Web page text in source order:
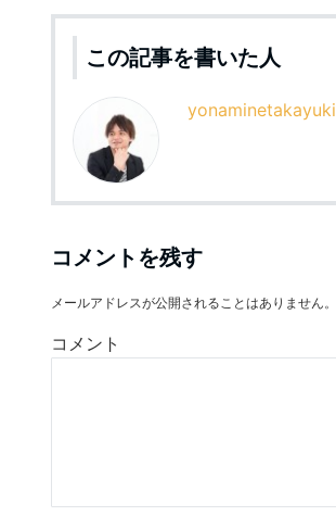
この記事を書いた人
yonaminetakayuki
コメントを残す
メールアドレスが公開されることはありません。
コメント